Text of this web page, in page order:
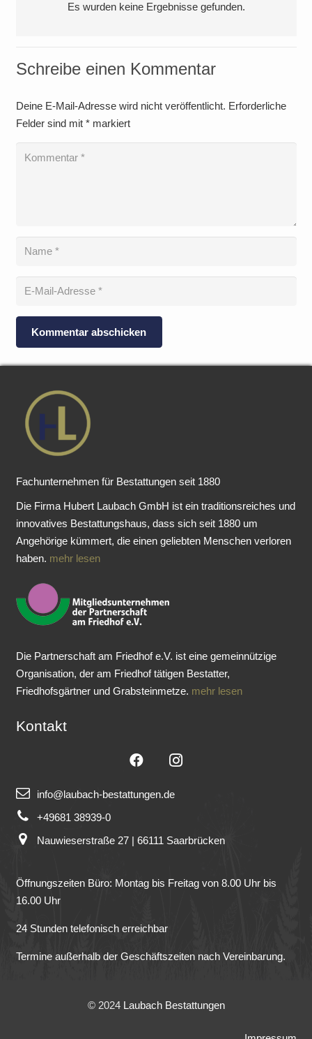
Es wurden keine Ergebnisse gefunden.
Schreibe einen Kommentar
Deine E-Mail-Adresse wird nicht veröffentlicht. Erforderliche
Felder sind mit *markiert
Kommentar abschicken
Fachunternehmen für Bestattungen seit 1880
Die Firma Hubert Laubach GmbH ist ein traditionsreiches und
innovatives Bestattungshaus, dass sich seit 1880 um
Angehörige kümmert, die einen geliebten Menschen verloren
haben. mehr lesen
Die Partnerschaft am Friedhof e.V. ist eine gemeinnützige
Organisation, der am Friedhof tätigen Bestatter,
Friedhofsgärtner und Grabsteinmetze. mehr lesen
Kontakt
info@laubach-bestattungen.de
+49681 38939-0
Nauwieserstraße 27 | 66111 Saarbrücken
Öffnungszeiten Büro: Montag bis Freitag von 8.00 Uhr bis
16.00 Uhr
24 Stunden telefonisch erreichbar
Termine außerhalb der Geschäftszeiten nach Vereinbarung.
© 2024 Laubach Bestattungen